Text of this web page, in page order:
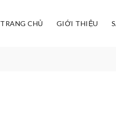
TRANG CHỦ GIỚI THIỆU